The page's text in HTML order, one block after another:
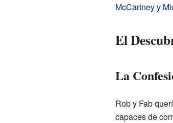
McCartneyy
El
La
Rob y Fab
capaces de